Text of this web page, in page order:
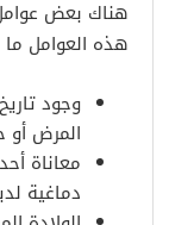
هناك بعض
هذه العوامل
وجود
المرض أو
معاناة
دماغية